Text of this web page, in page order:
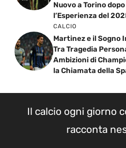
Nuovo a Torino dopo
l’Esperienza del
CALCIO
Martinez e il Sogno
Tra Tragedia
Ambizioni di
la Chiamata della
Il calcio ogni giorno
racconta